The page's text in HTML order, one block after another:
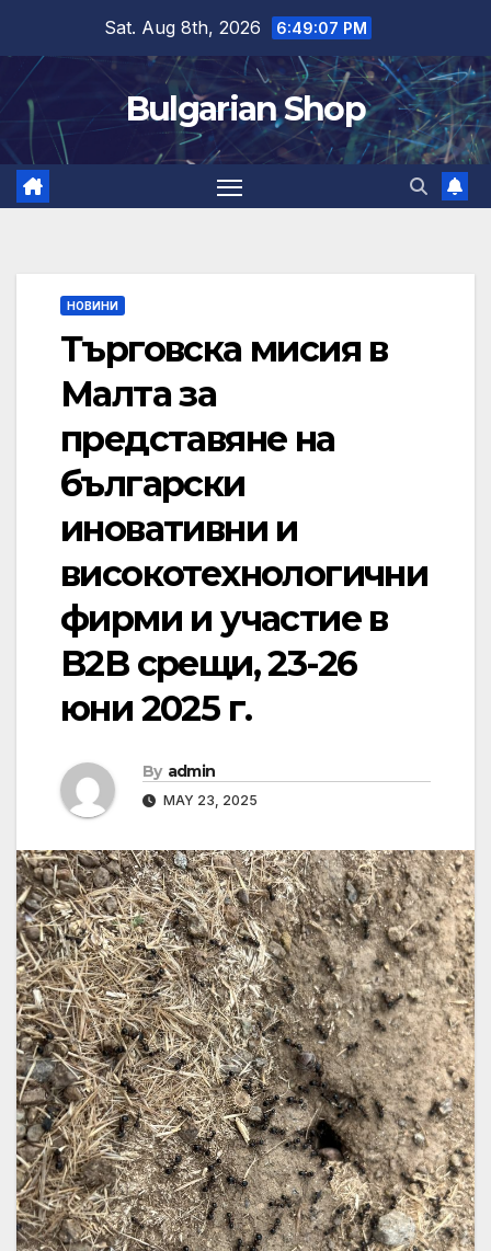
content
Sat. Aug 8th, 2026 6:49:08 PM
Bulgarian Shop
НОВИНИ
Търговска мисия в
Малта за
представяне на
български
иновативни и
високотехнологични
фирми и участие в
B2B срещи, 23-26
юни 2025 г.
By admin
MAY 23, 2025